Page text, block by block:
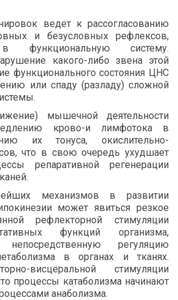
ведет к рассогласованию
и безусловных рефлексов,
функциональную систему.
какого-либо звена этой
функционального состояния ЦНС
или спаду (разладу) сложной
мышечной деятельности
крово-и лимфотока в
их тонуса, окислительно-
что в свою очередь ухудшает
репаративной регенерации
механизмов в развитии
может явиться резкое
рефлекторной стимуляции
функций организма,
непосредственную регуляцию
в органах и тканях.
висцеральной стимуляции
процессы катаболизма начинают
анаболизма.